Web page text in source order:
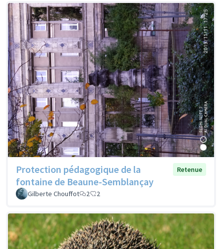
Protection pédagogique de la
fontaine de Beaune-Semblançay
Retenue
Gilberte Chouffot 2 2